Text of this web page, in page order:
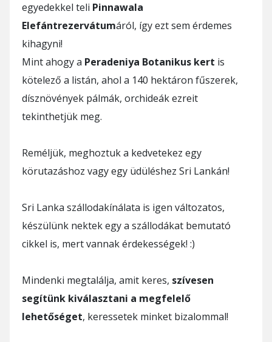
egyedekkel teli Pinnawala
Elefántrezervátumáról, így ezt sem érdemes
kihagyni!
Mint ahogy a Peradeniya Botanikus kert is
kötelező a listán, ahol a 140 hektáron fűszerek,
dísznövények pálmák, orchideák ezreit
tekinthetjük meg.
Reméljük, meghoztuk a kedvetekez egy
körutazáshoz vagy egy üdüléshez Sri Lankán!
Sri Lanka szállodakínálata is igen változatos,
készülünk nektek egy a szállodákat bemutató
cikkel is, mert vannak érdekességek! :)
Mindenki megtalálja, amit keres, szívesen
segítünk kiválasztani a megfelelő
lehetőséget, keressetek minket bizalommal!